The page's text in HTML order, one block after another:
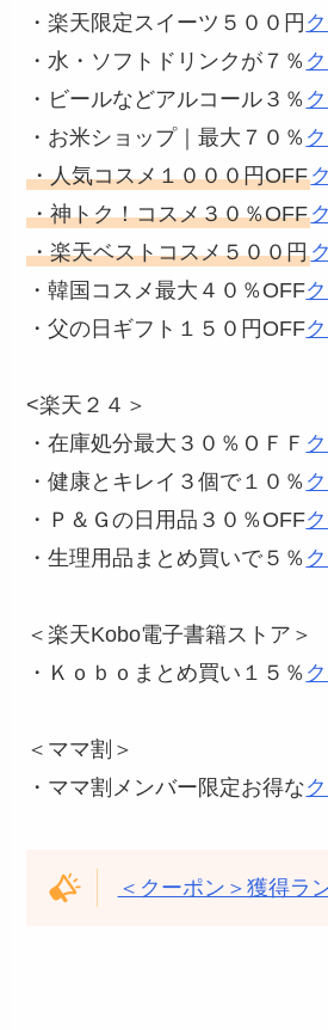
・楽天限定スイーツ５００円
・水・ソフトドリンクが７％
・ビールなどアルコール３％
・お米ショップ｜最大７０％
・人気コスメ１０００円OFF
・神トク！コスメ３０％OFF
・楽天ベストコスメ５００円
・韓国コスメ最大４０％OFF
・父の日ギフト１５０円OFF
<楽天２４＞
・在庫処分最大３０％ＯＦＦ
・健康とキレイ３個で１０％
・Ｐ＆Ｇの日用品３０％OFF
・生理用品まとめ買いで５％
＜楽天Kobo電子書籍ストア＞
・Ｋｏｂｏまとめ買い１５％
＜ママ割＞
・ママ割メンバー限定お得な
＜クーポン＞獲得ラ